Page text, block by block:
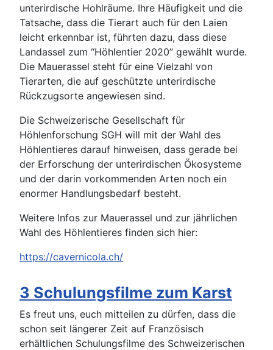
unterirdische Hohlräume. Ihre Häufigkeit und die
Tatsache, dass die Tierart auch für den Laien
leicht erkennbar ist, führten dazu, dass diese
Landassel zum “Höhlentier 2020” gewählt wurde.
Die Mauerassel steht für eine Vielzahl von
Tierarten, die auf geschützte unterirdische
Rückzugsorte angewiesen sind.
Die Schweizerische Gesellschaft für
Höhlenforschung SGH will mit der Wahl des
Höhlentieres darauf hinweisen, dass gerade bei
der Erforschung der unterirdischen Ökosysteme
und der darin vorkommenden Arten noch ein
enormer Handlungsbedarf besteht.
Weitere Infos zur Mauerassel und zur jährlichen
Wahl des Höhlentieres finden sich hier:
https://cavernicola.ch/
3 Schulungsfilme zum Karst
Es freut uns, euch mitteilen zu dürfen, dass die
schon seit längerer Zeit auf Französisch
erhältlichen Schulungsfilme des Schweizerischen